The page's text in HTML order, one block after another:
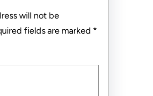
will not be
fields are marked *